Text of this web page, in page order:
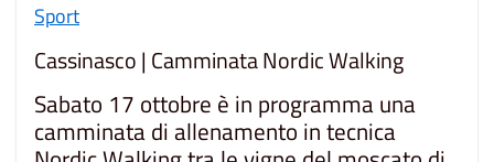
Sport
Cassinasco | Camminata Nordic Walking
Sabato 17 ottobre è in programma una
camminata di allenamento in tecnica